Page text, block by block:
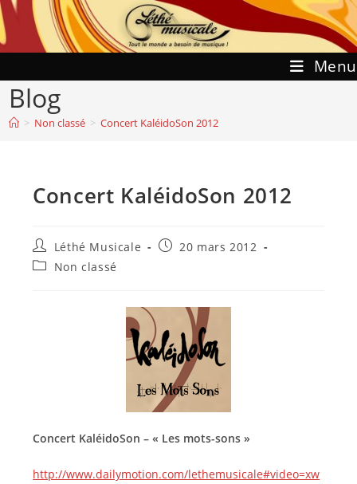
Skip
to
content
Menu
Blog
> Non classé > Concert KaléidoSon 2012
Concert KaléidoSon 2012
Auteur/autrice
de
la
Léthé Musicale
Publication
20 mars 2012
PostNon classé
Concert KaléidoSon –« Les mots-sons »
http://www.dailymotion.com/lethemusicale#video=xw